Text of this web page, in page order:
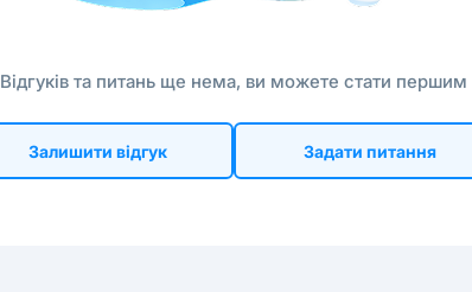
Відгуків та питань ще нема, ви можете стати першим
Залишити відгук Задати питання